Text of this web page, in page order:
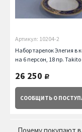
Артикул: 10204-2
Набор тарелок Элегия в
на 6 персон, 18 пр. Takito
26 250 руб.
СООБЩИТЬ О